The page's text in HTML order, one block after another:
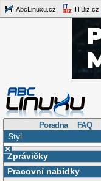
AbcLinuxu.cz ITBiz.cz
Poradna FAQ
Styl
×
Zprávičky
Pracovní nabídky